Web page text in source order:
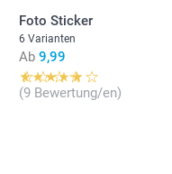
Foto Sticker
6 Varianten
Ab 9,99
(9 Bewertung/en)